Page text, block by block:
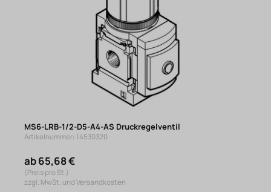
MS6-LRB-1/2-D5-A4-AS Druckregelventil
Artikelnummer: 14530320
ab 65,68 €
(Preis pro St.)
zzgl. MwSt. und Versandkosten